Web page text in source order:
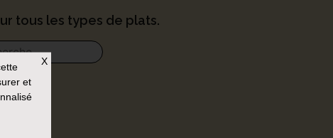
tous les types de plats.
un.
X
et